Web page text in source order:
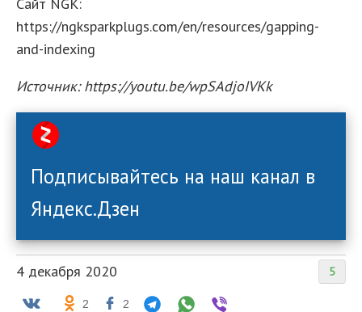
Сайт NGK:
https://ngksparkplugs.com/en/resources/gapping-
and-indexing
Источник: https://youtu.be/wpSAdjoIVKk
Подписывайтесь на наш канал в
Яндекс.Дзен
5
4 декабря 2020
2 2